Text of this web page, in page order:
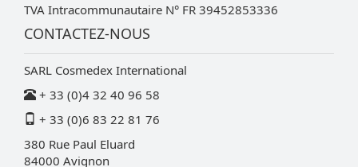
TVA Intracommunautaire N° FR 39452853336
CONTACTEZ-NOUS
SARL Cosmedex International
+ 33 (0)4 32 40 96 58
+ 33 (0)6 83 22 81 76
380 Rue Paul Eluard
84000 Avignon